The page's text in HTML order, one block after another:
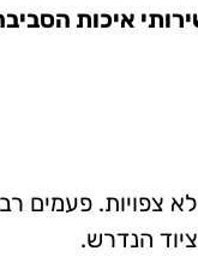
איכות
צפויות. פעמים
הנדרש.